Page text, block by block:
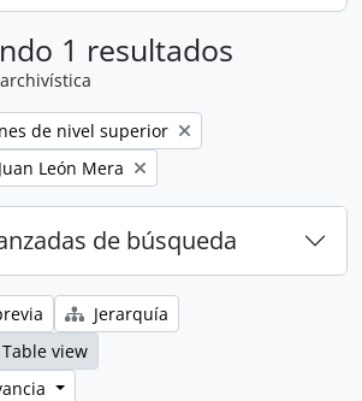
1 resultados
de nivel superior
León Mera
de búsqueda
Jerarquía
Table view